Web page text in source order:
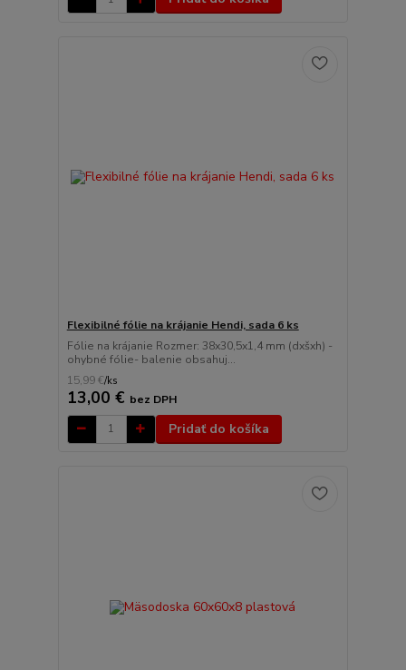
Flexibilné fólie na krájanie Hendi, sada 6 ks
Fólie na krájanie Rozmer: 38x30,5x1,4 mm (dxšxh) -
ohybné fólie- balenie obsahuj...
15,99 €/ks
13,00 € bez DPH
Pridať do košíka